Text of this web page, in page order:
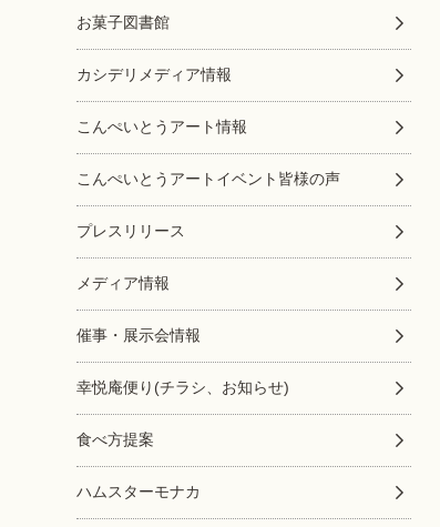
お菓子図書館
カシデリメディア情報
こんぺいとうアート情報
こんぺいとうアートイベント皆様の声
プレスリリース
メディア情報
催事・展示会情報
幸悦庵便り(チラシ、お知らせ)
食べ方提案
ハムスターモナカ